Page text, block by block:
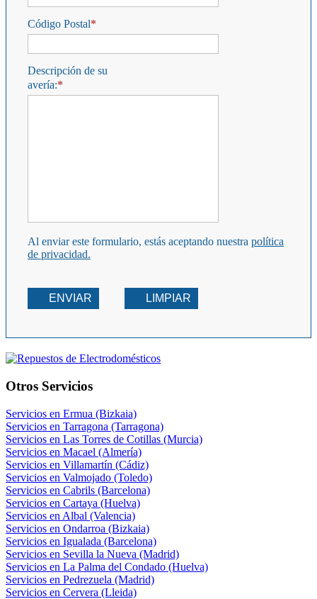
Código Postal
Descripción de su
avería:
Al enviar este formulario, estás aceptando nuestra política
de privacidad.
ENVIAR LIMPIAR
Otros Servicios
Servicios en Ermua (Bizkaia)
Servicios en Tarragona (Tarragona)
Servicios en Las Torres de Cotillas (Murcia)
Servicios en Macael (Almería)
Servicios en Villamartín (Cádiz)
Servicios en Valmojado (Toledo)
Servicios en Cabrils (Barcelona)
Servicios en Cartaya (Huelva)
Servicios en Albal (Valencia)
Servicios en Ondarroa (Bizkaia)
Servicios en Igualada (Barcelona)
Servicios en Sevilla la Nueva (Madrid)
Servicios en La Palma del Condado (Huelva)
Servicios en Pedrezuela (Madrid)
Servicios en Cervera (Lleida)